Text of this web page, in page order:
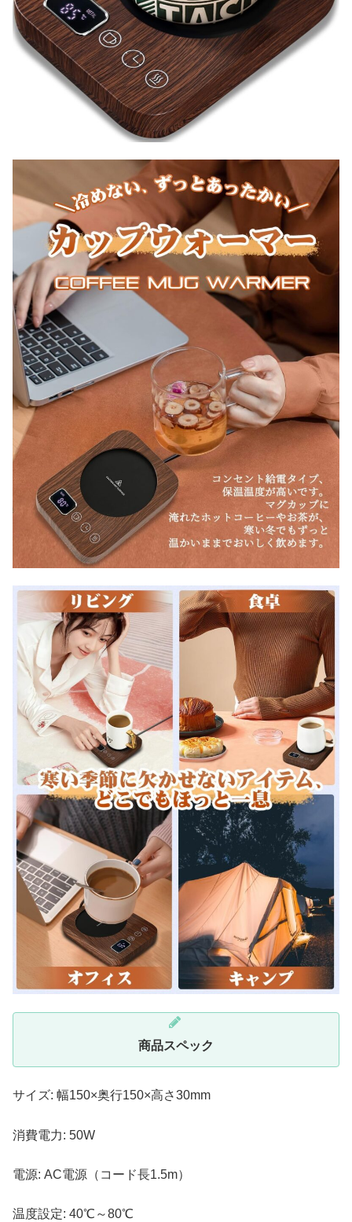
商品スペック
サイズ: 幅150×奥行150×高さ30mm
消費電力: 50W
電源: AC電源（コード長1.5m）
温度設定: 40℃～80℃